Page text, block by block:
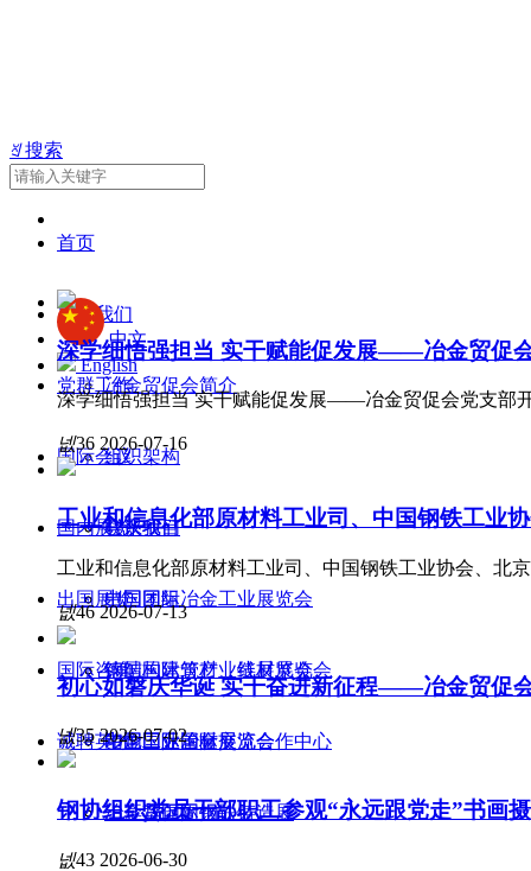
ꄠ 搜索
首页
关于我们
冶金贸促会简介
组织架构
联系我们
党群工作
国际会议
会议项目
出国团组
国内展览
中国国际冶金工业展览会
钢结构建筑产业链展览会
中国国际管材展览会
出国展览
德国国际管材、线材展览会
印尼国际冶金展
土耳其国际钢铁铸造展
国际咨询
冶金工业国际交流合作中心
冶金贸促周报
诚聘英才
中文
English
深学细悟强担当 实干赋能促发展——冶金贸促
深学细悟强担当 实干赋能促发展——冶金贸促会党支部
넶36 2026-07-16
工业和信息化部原材料工业司、中国钢铁工业
工业和信息化部原材料工业司、中国钢铁工业协会、北
넶46 2026-07-13
初心如磐庆华诞 实干奋进新征程——冶金贸促
넶35 2026-07-02
钢协组织党员干部职工参观“永远跟党走”书画
넶43 2026-06-30